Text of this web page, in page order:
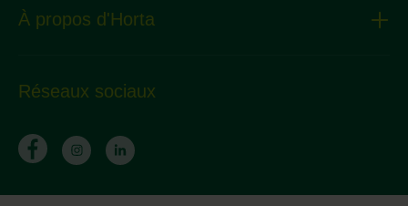
À propos d'Horta
Réseaux sociaux